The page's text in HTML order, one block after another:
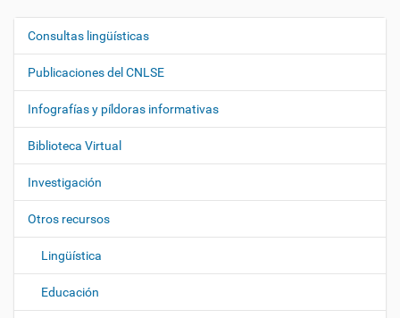
N
e
g
a
c
i
ó
n
Consultas lingüísticas
Publicaciones del CNLSE
Infografías y píldoras informativas
Biblioteca Virtual
Investigación
Otros recursos
Lingüística
Educación